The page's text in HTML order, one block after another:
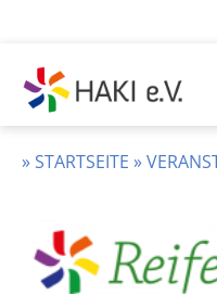
Inhalt
springen
HAKI
e.v.
»STARTSEITE »